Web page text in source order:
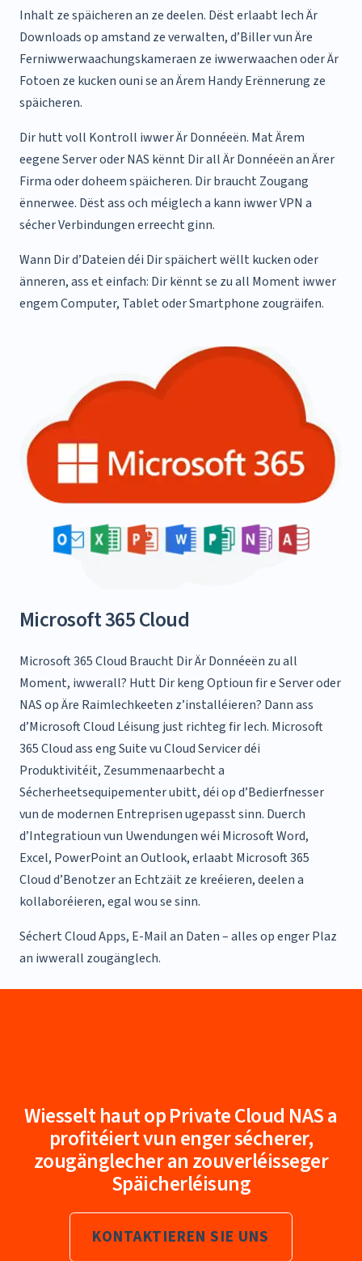
Inhalt ze späicheren an ze deelen. Dëst erlaabt Iech Är
Downloads op amstand ze verwalten, d’Biller vun Äre
Ferniwwerwaachungskameraen ze iwwerwaachen oder Är
Fotoen ze kucken ouni se an Ärem Handy Erënnerung ze
späicheren.
Dir hutt voll Kontroll iwwer Är Donnéeën. Mat Ärem
eegene Server oder NAS kënnt Dir all Är Donnéeën an Ärer
Firma oder doheem späicheren. Dir braucht Zougang
ënnerwee. Dëst ass och méiglech a kann iwwer VPN a
sécher Verbindungen erreecht ginn.
Wann Dir d’Dateien déi Dir späichert wëllt kucken oder
änneren, ass et einfach: Dir kënnt se zu all Moment iwwer
engem Computer, Tablet oder Smartphone zougräifen.
Microsoft 365 Cloud
Microsoft 365 Cloud Braucht Dir Är Donnéeën zu all
Moment, iwwerall? Hutt Dir keng Optioun fir e Server oder
NAS op Äre Raimlechkeeten z’installéieren? Dann ass
d’Microsoft Cloud Léisung just richteg fir Iech. Microsoft
365 Cloud ass eng Suite vu Cloud Servicer déi
Produktivitéit, Zesummenaarbecht a
Sécherheetsequipementer ubitt, déi op d’Bedierfnesser
vun de modernen Entreprisen ugepasst sinn. Duerch
d’Integratioun vun Uwendungen wéi Microsoft Word,
Excel, PowerPoint an Outlook, erlaabt Microsoft 365
Cloud d’Benotzer an Echtzäit ze kreéieren, deelen a
kollaboréieren, egal wou se sinn.
Séchert Cloud Apps, E-Mail an Daten – alles op enger Plaz
an iwwerall zougänglech.
Wiesselt haut op Private Cloud NAS a
profitéiert vun enger sécherer,
zougänglecher an zouverléisseger
Späicherléisung
KONTAKTIEREN SIE UNS